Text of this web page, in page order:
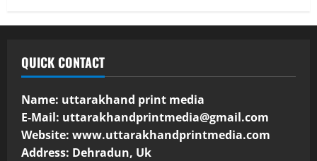
QUICK CONTACT
Name: uttarakhand print media
E-Mail: uttarakhandprintmedia@gmail.com
Website: www.uttarakhandprintmedia.com
Address: Dehradun, Uk